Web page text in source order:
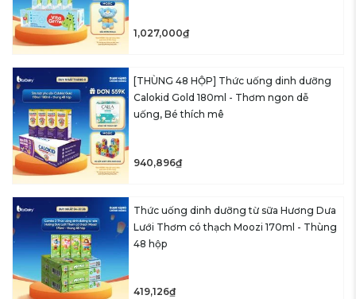
1,027,000₫
[THÙNG 48 HỘP] Thức uống dinh dưỡng
Calokid Gold 180ml - Thơm ngon dễ
uống, Bé thích mê
940,896₫
Thức uống dinh dưỡng từ sữa Hương Dưa
Lưới Thơm có thạch Moozi 170ml - Thùng
48 hộp
419,126₫